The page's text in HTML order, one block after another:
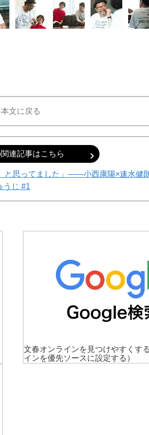
文に戻る
連記事はこちら
と思ってました」――小西康陽×速水健
うじ #1
文春オンラインを見つけやすくする
インを優先ソースに設定する）